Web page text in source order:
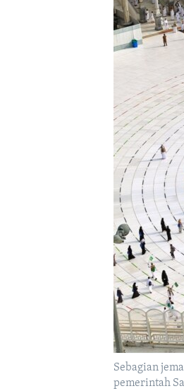
Sebagian
pemerintah